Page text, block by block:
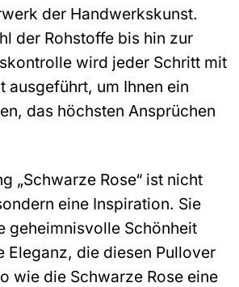
der Handwerkskunst.
der Rohstoffe bis hin zur
wird jeder Schritt mit
ausgeführt, um Ihnen ein
das höchsten Ansprüchen
„Schwarze Rose“ ist nicht
eine Inspiration. Sie
geheimnisvolle Schönheit
Eleganz, die diesen Pullover
wie die Schwarze Rose eine